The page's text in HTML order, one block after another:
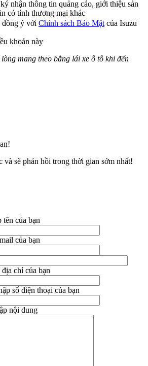
nhận thông tin quảng cáo, giới thiệu sản
có tính thương mại khác
đồng ý với Chính sách Bảo Mật của Isuzu
khoản này
mang theo bằng lái xe ô tô khi đến
và sẽ phản hồi trong thời gian sớm nhất!
của bạn
của bạn
chỉ của bạn
số điện thoại của bạn
nội dung